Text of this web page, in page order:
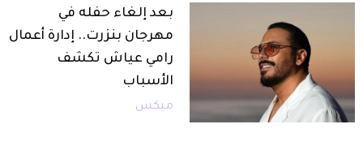
بعد إلغاء حفله في
مهرجان بنزرت.. إدارة أعمال
رامي عياش تكشف
الأسباب
ميكس